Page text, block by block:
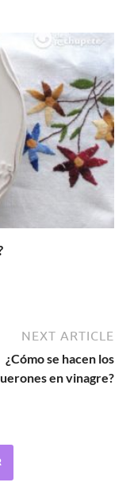
NEXT ARTICLE
¿Cómo se hacen los
en vinagre?